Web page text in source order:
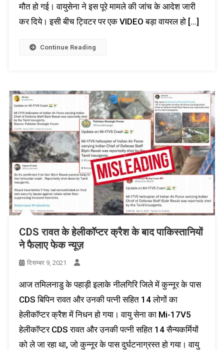
मौत हो गई। वायुसेना ने इस पूरे मामले की जांच के आदेश जारी
कर दिये। इसी बीच ट्विटर पर एक VIDEO बड़ा वायरल हो […]
Continue Reading
CDS रावत के हेलीकॉप्टर क्रैश के बाद पाकिस्तानियों
ने फैलाए फेक न्यूज़
दिसम्बर 9, 2021
आज तमिलनाडु के पहाड़ी इलाके नीलगिरि जिले में कुन्नूर के पास
CDS बिपिन रावत और उनकी पत्नी सहित 14 लोगों का
हेलीकॉप्टर क्रैश में निधन हो गया। वायु सेना का Mi-17V5
हेलीकॉप्टर CDS रावत और उनकी पत्नी सहित 14 सैन्यकर्मियों
को ले जा रहा था, जो कुन्नूर के पास दुर्घटनाग्रस्त हो गया। वायु